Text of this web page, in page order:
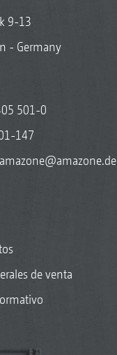
9-13
- Germany
501-0
147
amazone@amazone.de
de venta